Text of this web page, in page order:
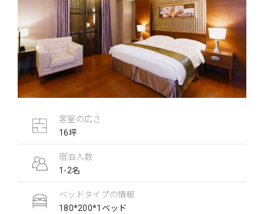
客室の広さ
16坪
宿泊人数
1-2名
ベッドタイプの情報
180*200*1ベッド